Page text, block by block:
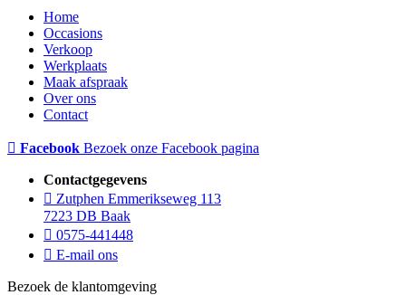
Home
Occasions
Verkoop
Werkplaats
Maak afspraak
Over ons
Contact
Facebook Bezoek onze Facebook pagina
Contactgegevens
Zutphen Emmerikseweg 113
7223 DB Baak
0575-441448
E-mail ons
Bezoek de klantomgeving